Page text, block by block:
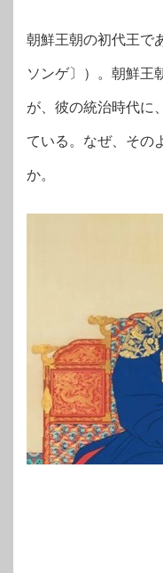
朝鮮王朝の初代王で
ソンゲ〕）。朝鮮王
が、彼の統治時代に
ている。なぜ、その
か。